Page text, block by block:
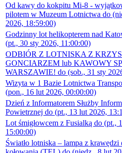
Od kawy do kokpitu Mi-8 -
pilotem w Muzeum Lotnictwa do
2026, 18:59:00)
Godzinny lot helikopterem nad
(pt., 30 sty 2026, 11:00:00)
ODBIÓR Z LOTNISKA Z
GONCIARZEM lub KAWOWY
WARSZAWIE! do (sob., 31 sty
Wizyta w 1 Bazie Lotnictwa
(pon., 16 lut 2026, 00:00:00)
Dzień z Informatorem Służby
Powietrznej do (pt., 13 lut 2026,
Lot śmigłowcem z Fusialką do (pt.,
15:00:00)
Światło lotniska – lampa z krawędzi